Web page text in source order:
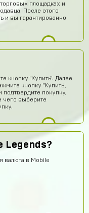
площадках и
После этого
и вы гарантированно
кнопку "Купить". Далее
кнопку "Купить",
подтвердите покупку,
чего выберите
Legends?
валюта в Mobile